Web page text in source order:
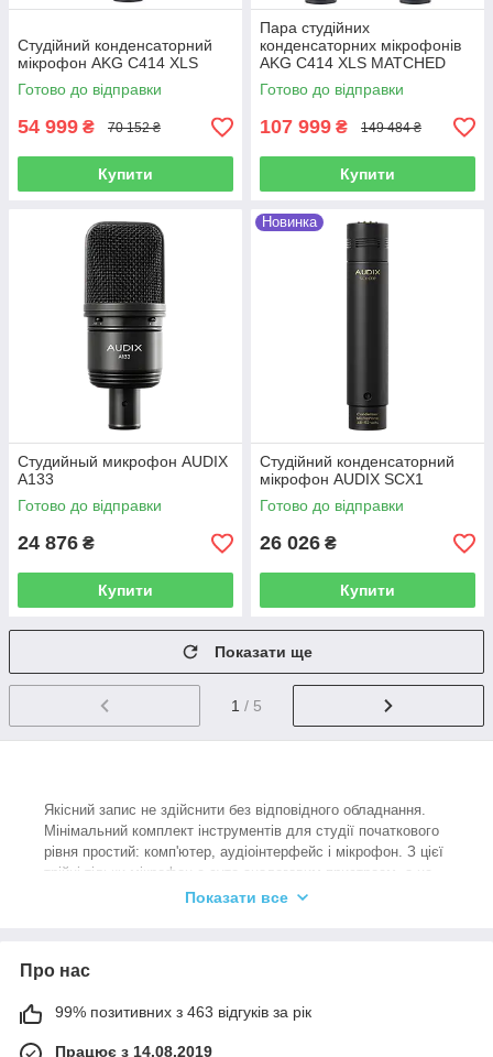
Студійний конденсаторний
мікрофон AKG C414 XLS
Готово до відправки
54 999 ₴ 70 152 ₴
Купити
Пара студійних
конденсаторних мікрофонів
AKG C414 XLS MATCHED
PAIR (Stereoset)
Готово до відправки
107 999 ₴ 149 484 ₴
Купити
Студийный микрофон AUDIX
A133
Готово до відправки
24 876 ₴
Купити
Новинка
Студійний конденсаторний
мікрофон AUDIX SCX1
Готово до відправки
26 026 ₴
Купити
Показати ще
1 / 5
Якісний запис не здійснити без відповідного обладнання.
Мінімальний комплект інструментів для студії початкового
рівня простий: комп'ютер, аудіоінтерфейс і мікрофон. З цієї
трійці тільки мікрофон є суто аналоговим пристроєм, а це
означає, що буквально будь-який елемент його оснащення
тому придбати студійний USB мікрофон недорого не вийде.
аналого-цифрового перетворювача, але якщо порівняти
Показати все
Про нас
99% позитивних з 463 відгуків за рік
Працює з 14.08.2019